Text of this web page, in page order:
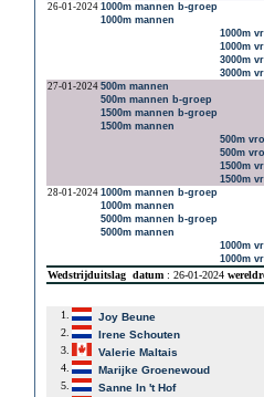
26-01-2024 1000m mannen b-groep
1000m mannen
1000m
1000m
3000m
3000m
27-01-2024 500m mannen
500m mannen b-groep
1500m mannen b-groep
1500m mannen
500m
500m
1500m
1500m
28-01-2024 1000m mannen b-groep
1000m mannen
5000m mannen b-groep
5000m mannen
1000m
1000m
Wedstrijduitslag datum : 26-01-2024
1. Joy Beune
2.
Irene Schouten
3.
Valerie Maltais
4.
Marijke Groenewoud
5.
Sanne In 't Hof